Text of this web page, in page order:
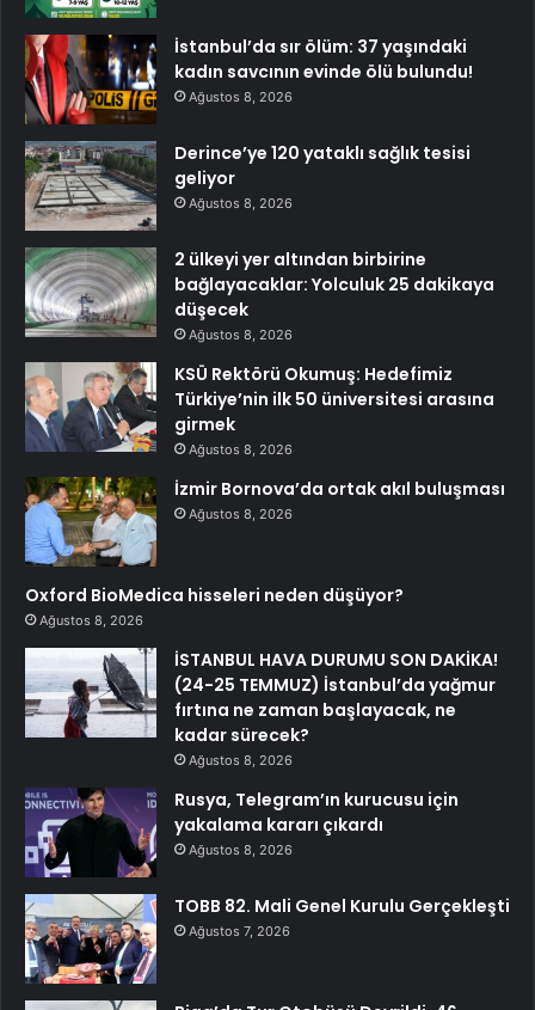
İstanbul’da sır ölüm: 37 yaşındaki
kadın savcının evinde ölü bulundu!
Ağustos 8, 2026
Derince’ye 120 yataklı sağlık tesisi
geliyor
Ağustos 8, 2026
2 ülkeyi yer altından birbirine
bağlayacaklar: Yolculuk 25 dakikaya
düşecek
Ağustos 8, 2026
KSÜ Rektörü Okumuş: Hedefimiz
Türkiye’nin ilk 50 üniversitesi arasına
girmek
Ağustos 8, 2026
İzmir Bornova’da ortak akıl buluşması
Ağustos 8, 2026
Oxford BioMedica hisseleri neden düşüyor?
Ağustos 8, 2026
İSTANBUL HAVA DURUMU SON DAKİKA!
(24-25 TEMMUZ) İstanbul’da yağmur
fırtına ne zaman başlayacak, ne
kadar sürecek?
Ağustos 8, 2026
Rusya, Telegram’ın kurucusu için
yakalama kararı çıkardı
Ağustos 8, 2026
TOBB 82. Mali Genel Kurulu Gerçekleşti
Ağustos 7, 2026